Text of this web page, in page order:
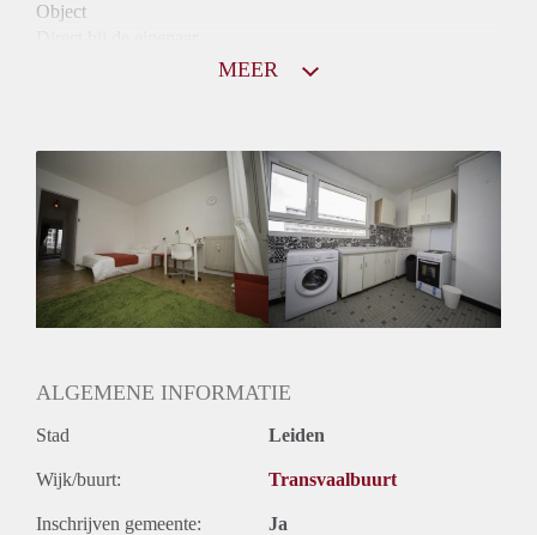
Object
Huurtoeslag
Niet mogelijk
Inkomen eis
N.V.T.
Huurtermijn
Onbepaalde termijn
Oplevering
MEER
ALGEMENE INFORMATIE
Stad Leiden
Wijk/buurt: Transvaalbuurt
Inschrijven gemeente: Ja